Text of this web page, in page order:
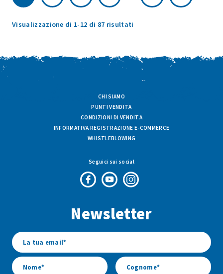
Visualizzazione di 1-12 di 87 risultati
CHI SIAMO
PUNTI VENDITA
CONDIZIONI DI VENDITA
INFORMATIVA REGISTRAZIONE E-COMMERCE
WHISTLEBLOWING
Seguici sui social
di
di
di
Newsletter